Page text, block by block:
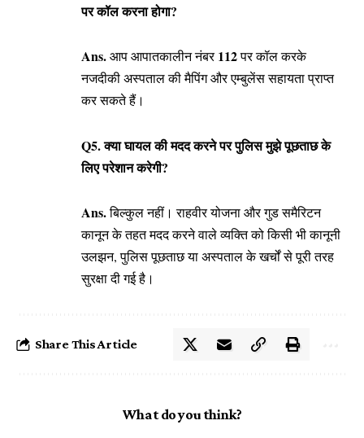
पर कॉल करना होगा?
Ans.आप आपातकालीन नंबर112पर कॉल करके
नजदीकी अस्पताल की मैपिंग और एम्बुलेंस सहायता प्राप्त
कर सकते हैं।
Q5. क्या घायल की मदद करने पर पुलिस मुझे पूछताछ के
लिए परेशान करेगी?
Ans.बिल्कुल नहीं। राहवीर योजना और गुड समैरिटन
कानून के तहत मदद करने वाले व्यक्ति को किसी भी कानूनी
उलझन, पुलिस पूछताछ या अस्पताल के खर्चों से पूरी तरह
सुरक्षा दी गई है।
Share This Article
What do you think?